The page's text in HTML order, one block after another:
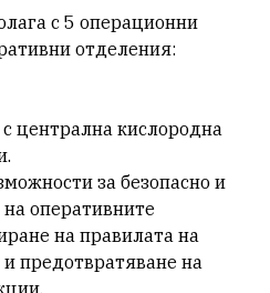
с 5 операционни
отделения:
централна кислородна
за безопасно и
оперативните
на правилата на
предотвратяване на